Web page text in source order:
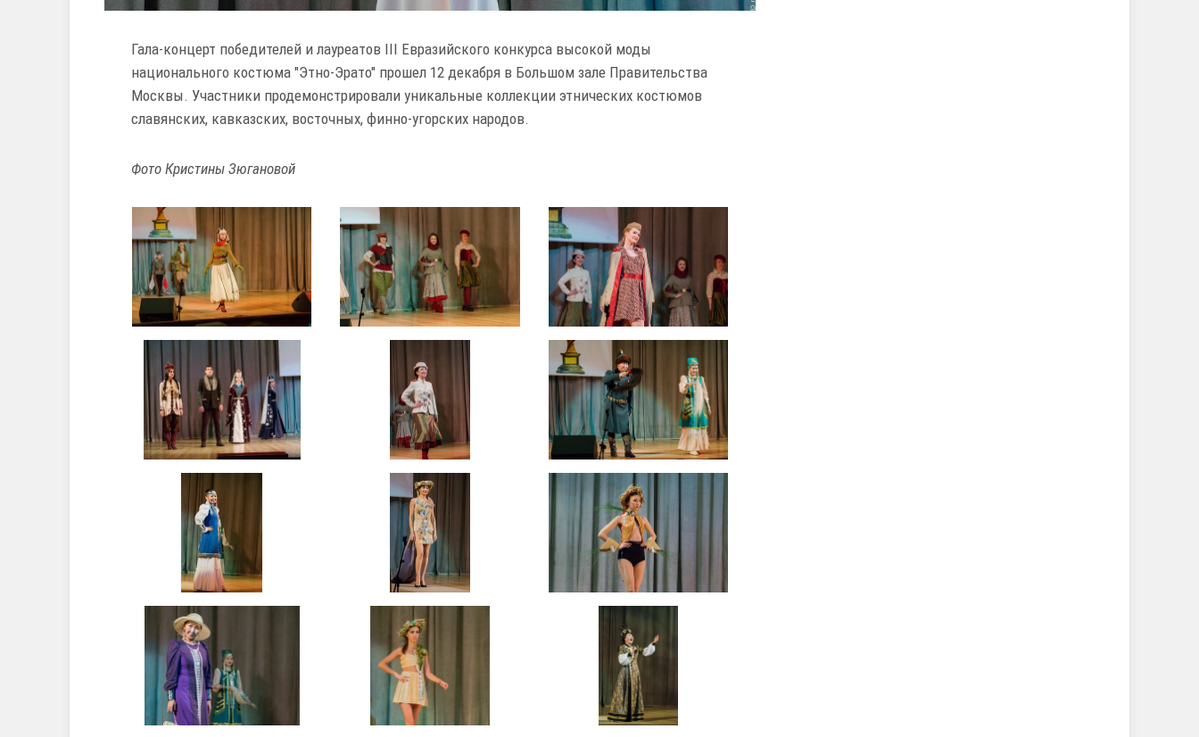
Гала-концерт победителей и лауреатов III Евразийского конкурса высокой моды
национального костюма "Этно-Эрато" прошел 12 декабря в Большом зале Правительства
Москвы. Участники продемонстрировали уникальные коллекции этнических костюмов
славянских, кавказских, восточных, финно-угорских народов.
Фото Кристины Зюгановой